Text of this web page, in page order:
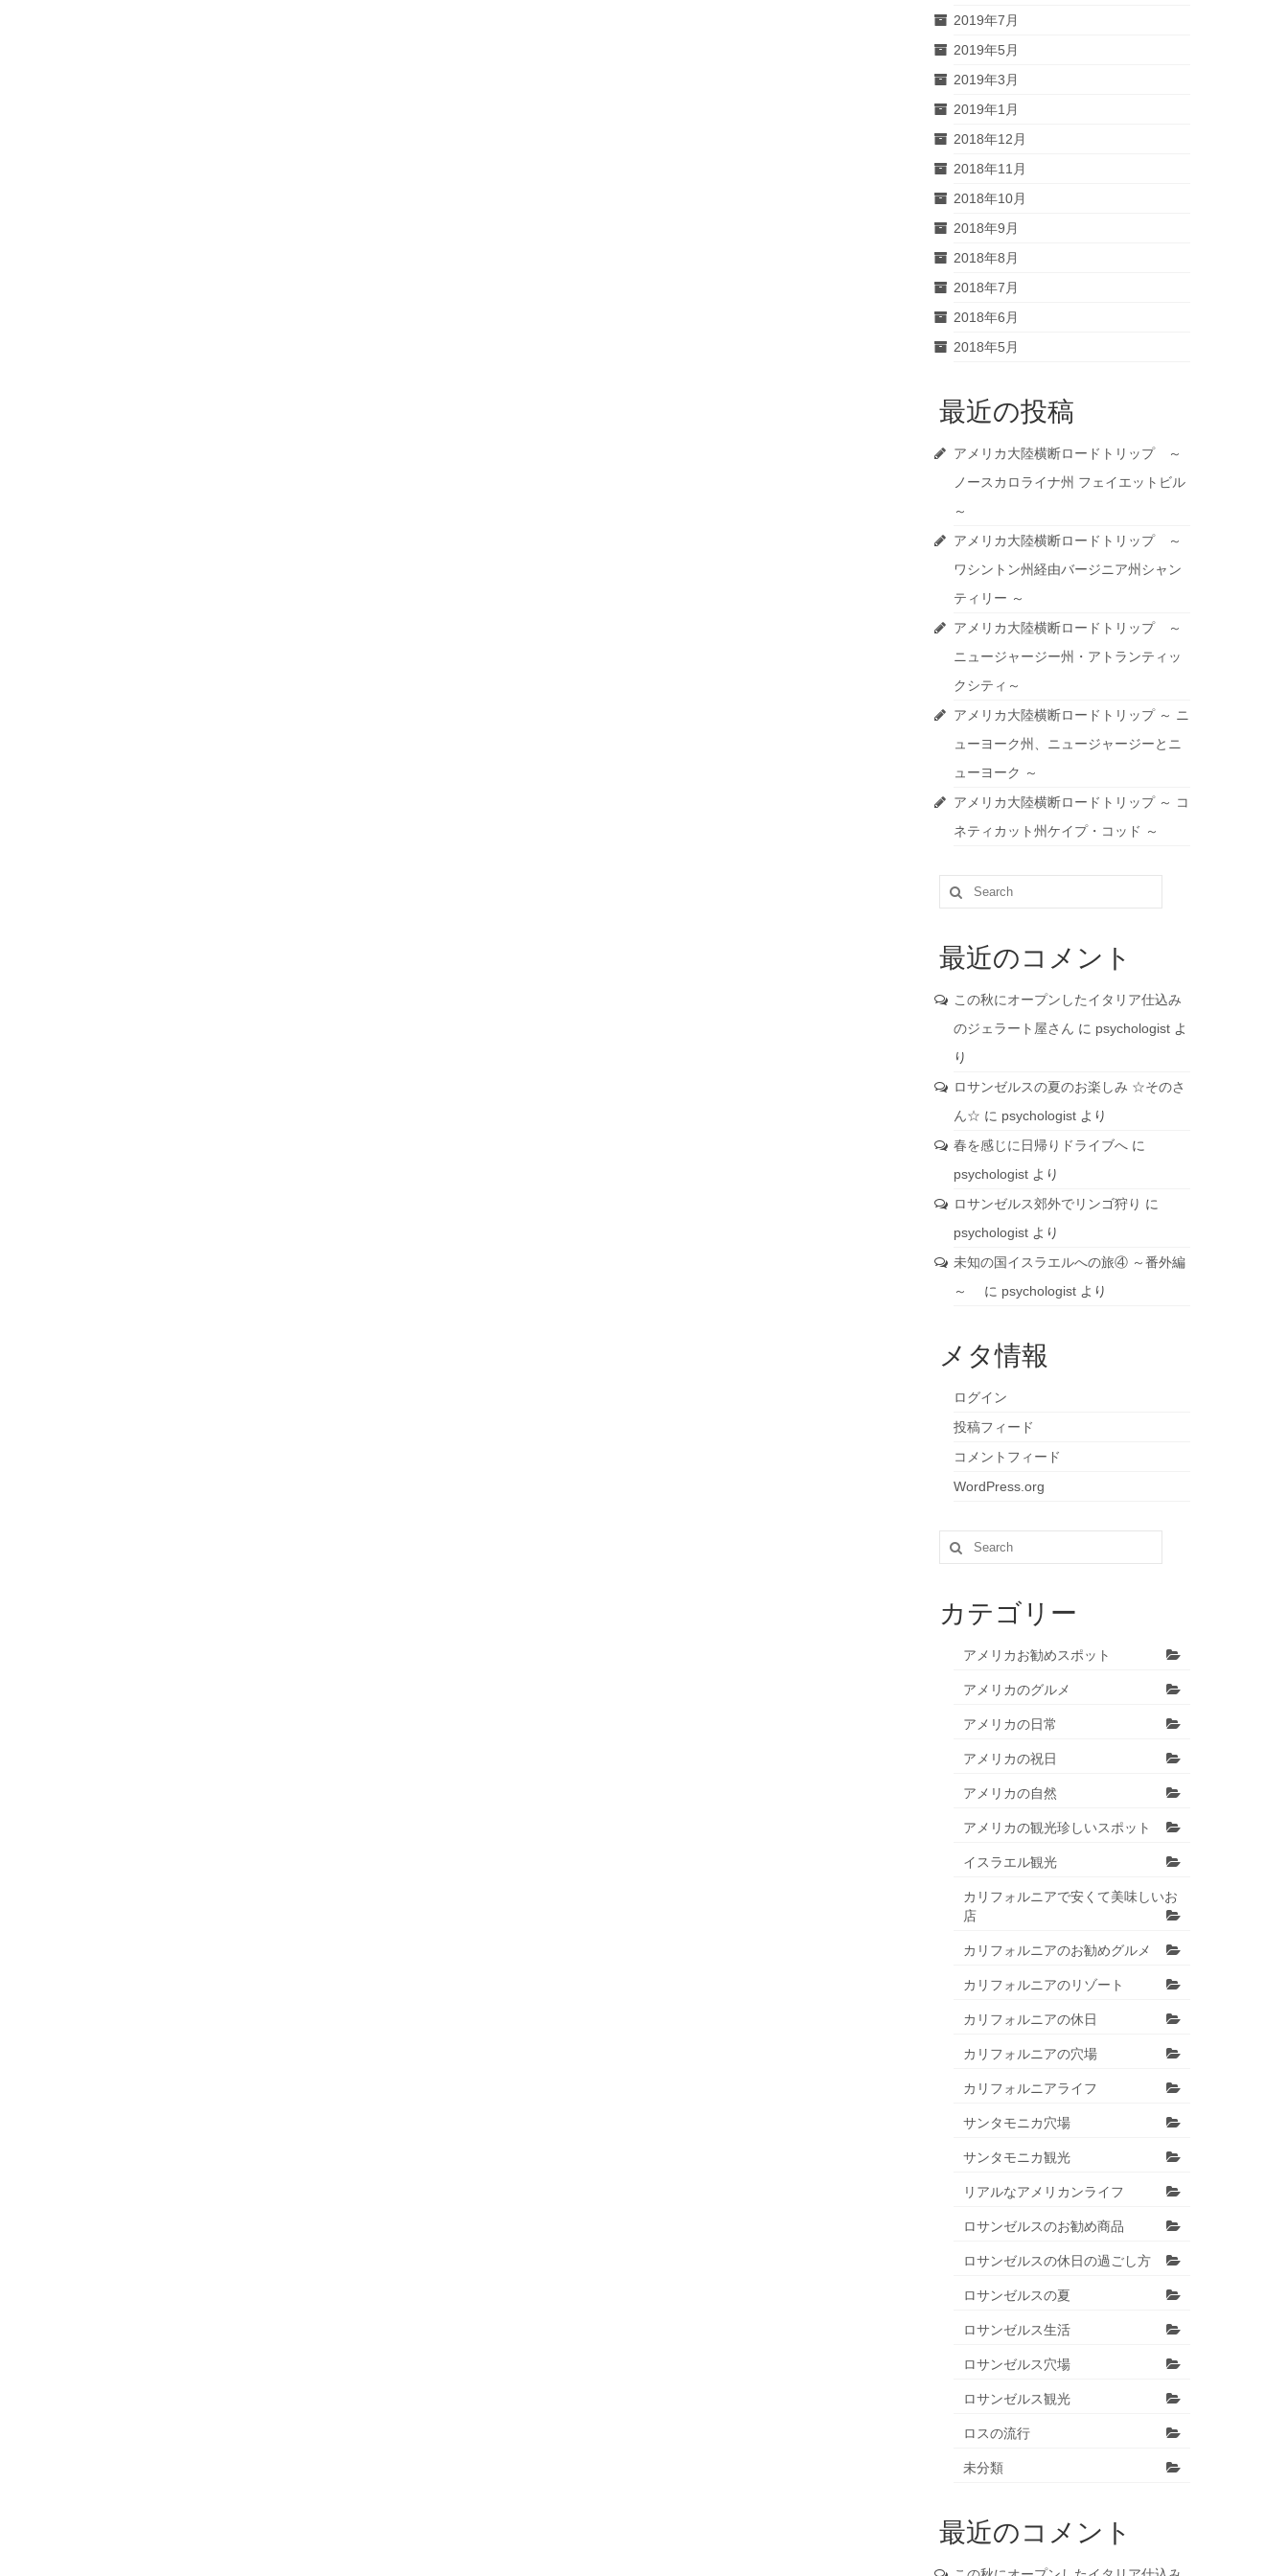
2019年7月
2019年5月
2019年3月
2019年1月
2018年12月
2018年11月
2018年10月
2018年9月
2018年8月
2018年7月
2018年6月
2018年5月
最近の投稿
アメリカ大陸横断ロードトリップ ～
ノースカロライナ州 フェイエットビル
～
アメリカ大陸横断ロードトリップ ～
ワシントン州経由バージニア州シャン
ティリー ～
アメリカ大陸横断ロードトリップ ～
ニュージャージー州・アトランティッ
クシティ～
アメリカ大陸横断ロードトリップ ～ ニ
ューヨーク州、ニュージャージーとニ
ューヨーク ～
アメリカ大陸横断ロードトリップ ～ コ
ネティカット州ケイプ・コッド ～
Search
for:
最近のコメント
この秋にオープンしたイタリア仕込み
のジェラート屋さん に psychologistよ
り
ロサンゼルスの夏のお楽しみ ☆そのさ
ん☆ に psychologistより
春を感じに日帰りドライブへに
psychologistより
ロサンゼルス郊外でリンゴ狩り に
psychologistより
未知の国イスラエルへの旅④ ～番外編
～
に psychologistより
メタ情報
ログイン
投稿フィード
コメントフィード
WordPress.org
Search
for:
カテゴリー
アメリカお勧めスポット
アメリカのグルメ
アメリカの日常
アメリカの祝日
アメリカの自然
アメリカの観光珍しいスポット
イスラエル観光
カリフォルニアで安くて美味しいお
店
カリフォルニアのお勧めグルメ
カリフォルニアのリゾート
カリフォルニアの休日
カリフォルニアの穴場
カリフォルニアライフ
サンタモニカ穴場
サンタモニカ観光
リアルなアメリカンライフ
ロサンゼルスのお勧め商品
ロサンゼルスの休日の過ごし方
ロサンゼルスの夏
ロサンゼルス生活
ロサンゼルス穴場
ロサンゼルス観光
ロスの流行
未分類
最近のコメント